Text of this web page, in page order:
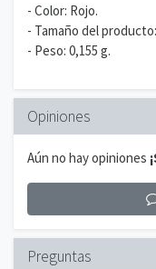
- Color: Rojo.
- Tamaño del
- Peso: 0,155 g.
Opiniones
Aún no hay opiniones
Preguntas